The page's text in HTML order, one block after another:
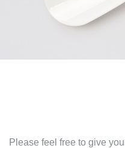
Please feel free to give